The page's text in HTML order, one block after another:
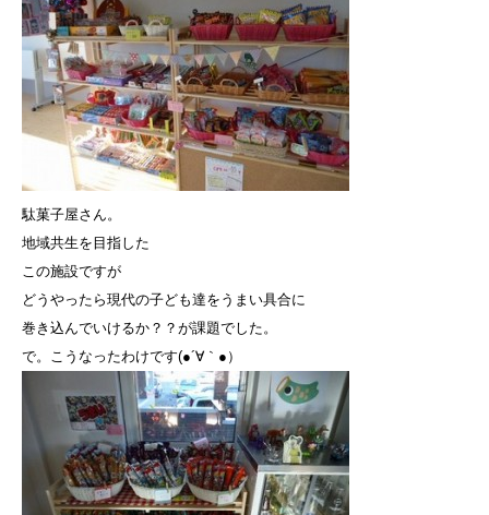
駄菓子屋さん。
地域共生を目指した
この施設ですが
どうやったら現代の子ども達をうまい具合に
巻き込んでいけるか？？が課題でした。
で。こうなったわけです(●´∀｀●）